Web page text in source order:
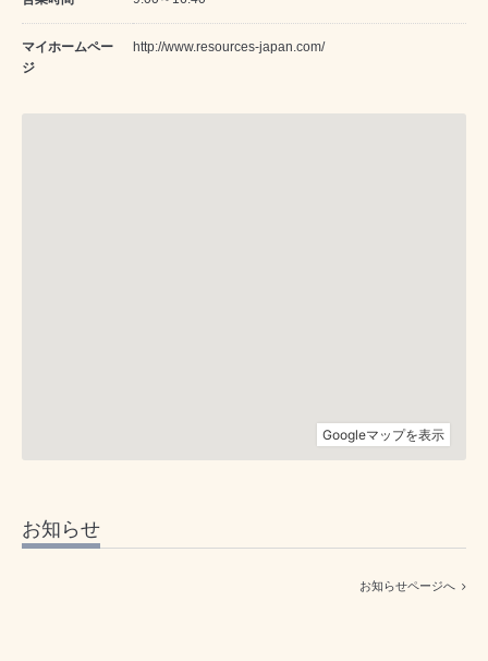
マイホームペー
ジ
http://www.resources-japan.com/
お知らせ
お知らせページへ